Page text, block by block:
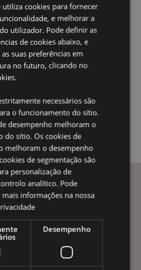
numa das
nossas novas
falantes portáteis,
esta
acessórios para
a adolescentes
Se toca um
a noite numa
gosta de
a nossa
jogadores e
para si!
Masculinos
Submarino
Amarelo
Desporto &
Livre
INFORMAÇÃO
Frequentes
Entregas e Envios
Promoções
sobre pagamentos
Feiras e Eventos
utiliza cookies para fornecer
e melhorar a
utilizador. Pode definir as
de cookies abaixo, e
suas preferências em
no futuro, clicando no
necessários são
o funcionamento do sítio.
desempenho melhoram o
do sítio. Os cookies de
melhoram o desempenho
de segmentação são
personalização de
analítico. Pode
informações na nossa
Desempenho